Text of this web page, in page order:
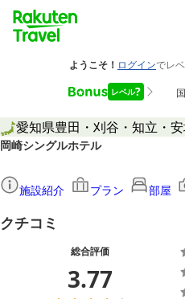
愛知県豊田・刈谷・知立・
岡崎シングルホテル
施設紹介 プラン 部屋
クチコミ
総合評価
3.77